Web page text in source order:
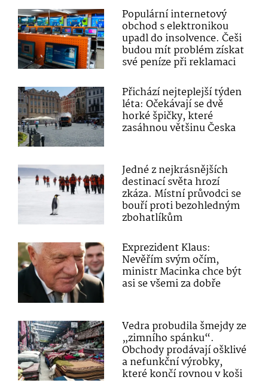
Populární internetový
obchod s elektronikou
upadl do insolvence. Češi
budou mít problém získat
své peníze při reklamaci
Přichází nejteplejší týden
léta: Očekávají se dvě
horké špičky, které
zasáhnou většinu Česka
Jedné z nejkrásnějších
destinací světa hrozí
zkáza. Místní průvodci se
bouří proti bezohledným
zbohatlíkům
Exprezident Klaus:
Nevěřím svým očím,
ministr Macinka chce být
asi se všemi za dobře
Vedra probudila šmejdy ze
„zimního spánku“.
Obchody prodávají ošklivé
a nefunkční výrobky,
které končí rovnou v koši